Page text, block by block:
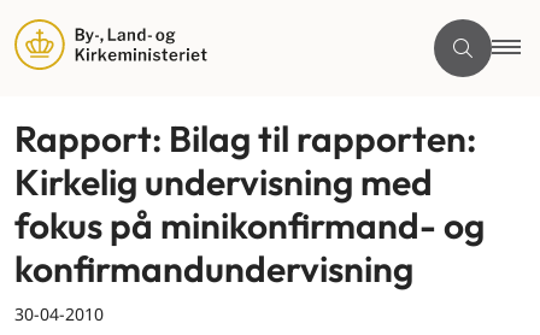
Rapport: Bilag til rapporten:
Kirkelig undervisning med
fokus på minikonfirmand- og
konfirmandundervisning
30-04-2010